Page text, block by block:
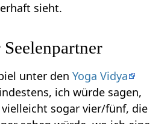
sieht.
unter denYoga Vidya
ich würde sagen,
sogar vier/fünf, die